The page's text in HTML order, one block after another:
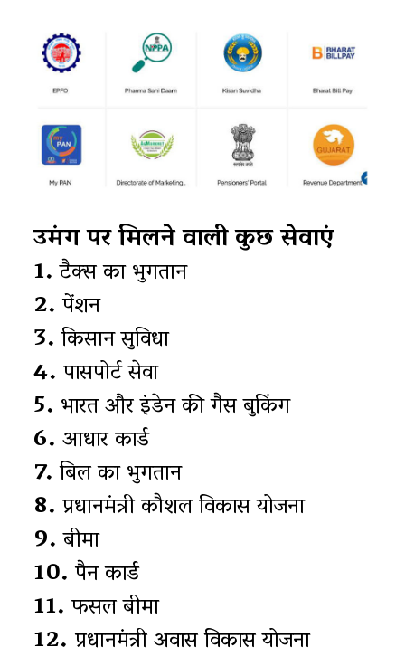
उमंग पर मिलने वाली कुछ सेवाएं
1.टैक्स का भुगतान
2.पेंशन
3.किसान सुविधा
4.पासपोर्ट सेवा
5. भारत और इंडेन की गैस बुकिंग
6. आधार कार्ड
7.बिल का भुगतान
8.प्रधानमंत्री कौशल विकास योजना
9.बीमा
10.पैन कार्ड
11. फसल बीमा
12.प्रधानमंत्री अवास विकास योजना